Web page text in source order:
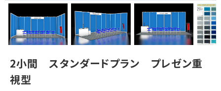
2小間 スタンダードプラン プレゼン重
視型